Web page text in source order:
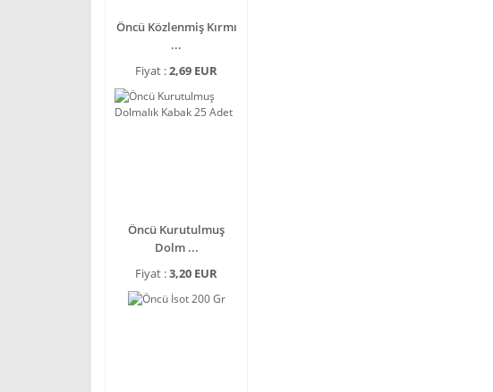
Öncü Közlenmiş Kırmı
...
Fiyat :2,69 EUR
Öncü Kurutulmuş
Dolm ...
Fiyat :3,20 EUR